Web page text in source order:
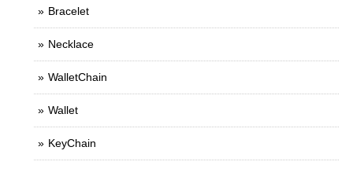
Bracelet
Necklace
WalletChain
Wallet
KeyChain